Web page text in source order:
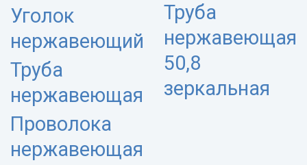
Уголок
нержавеющий
Труба
нержавеющая
Проволока
нержавеющая
Труба
нержавеющая
50,8
зеркальная